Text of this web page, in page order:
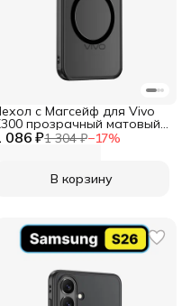
086 ₽1 304 ₽−17%
с Магсейф для Vivo
прозрачный матовый
черным бортом WLONS
В корзину